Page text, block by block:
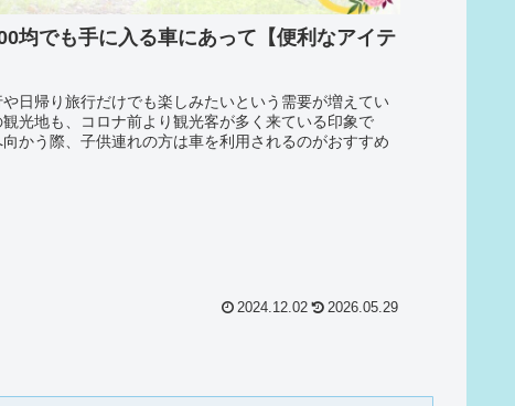
均でも手に入る車にあって【便利なアイテ
日帰り旅行だけでも楽しみたいという需要が増えてい
光地も、コロナ前より観光客が多く来ている印象で
かう際、子供連れの方は車を利用されるのがおすすめ
2024.12.02 2026.05.29